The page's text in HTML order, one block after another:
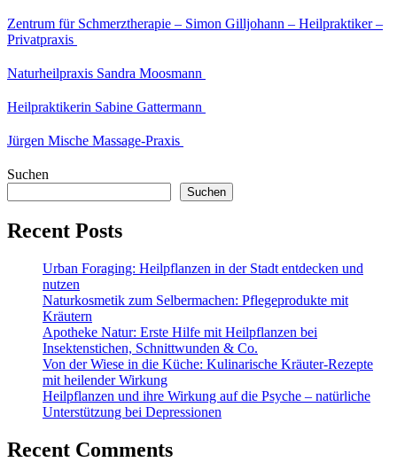
Zentrum für Schmerztherapie – Simon Gilljohann – Heilpraktiker –
Privatpraxis
Naturheilpraxis Sandra Moosmann
Heilpraktikerin Sabine Gattermann
Jürgen Mische Massage-Praxis
Suchen
Suchen
Recent Posts
Urban Foraging: Heilpflanzen in der Stadt entdecken und
nutzen
Naturkosmetik zum Selbermachen: Pflegeprodukte mit
Kräutern
Apotheke Natur: Erste Hilfe mit Heilpflanzen bei
Insektenstichen, Schnittwunden & Co.
Von der Wiese in die Küche: Kulinarische Kräuter-Rezepte
mit heilender Wirkung
Heilpflanzen und ihre Wirkung auf die Psyche – natürliche
Unterstützung bei Depressionen
Recent Comments